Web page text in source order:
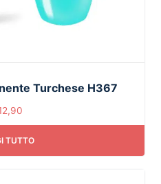
Turchese H367
TUTTO